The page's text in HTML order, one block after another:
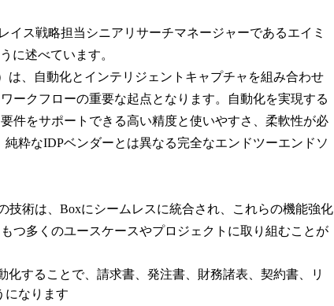
ス戦略担当シニアリサーチマネージャーであるエイミ
に述べています。
は、自動化とインテリジェントキャプチャを組み合わせ
ークフローの重要な起点となります。自動化を実現する
件をサポートできる高い精度と使いやすさ、柔軟性が必
粋なIDPベンダーとは異なる完全なエンドツーエンドソ
技術は、Boxにシームレスに統合され、これらの機能強化
つ多くのユースケースやプロジェクトに取り組むことが
化することで、請求書、発注書、財務諸表、契約書、リ
になります